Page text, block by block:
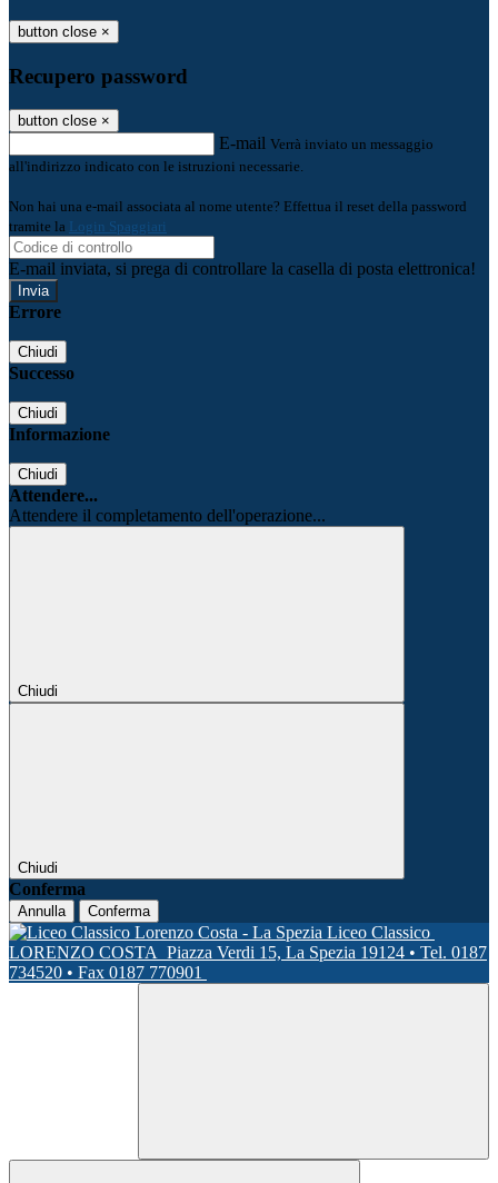
button close ×
Recupero password
button close ×
E-mail Verrà inviato un messaggio
all'indirizzo indicato con le istruzioni necessarie.
Non hai una e-mail associata al nome utente? Effettua il reset della password
tramite la Login Spaggiari
E-mail inviata, si prega di controllare la casella di posta elettronica!
Errore
Chiudi
Successo
Chiudi
Informazione
Chiudi
Attendere...
Attendere il completamento dell'operazione...
Chiudi
Chiudi
Conferma
Annulla Conferma
Liceo Classico
LORENZO COSTA Piazza Verdi 15, La Spezia 19124 • Tel. 0187
734520 • Fax 0187 770901